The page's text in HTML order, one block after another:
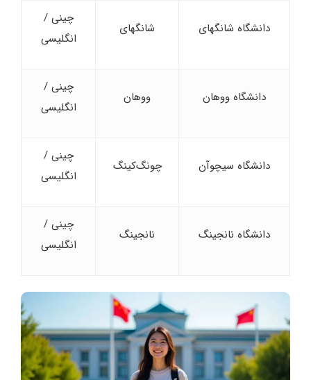
دانشگاه شانگهای شانگهای
چینی /
انگلیسی
دانشگاه ووهان ووهان
چینی /
انگلیسی
دانشگاه سیچوآن چونگ‌کینگ
چینی /
انگلیسی
دانشگاه نانجینگ نانجینگ
چینی /
انگلیسی